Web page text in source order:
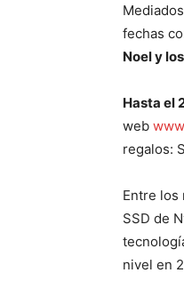
fechas
Noel y
Hasta el
web
regalos:
Entre los
SSD de
nivel en